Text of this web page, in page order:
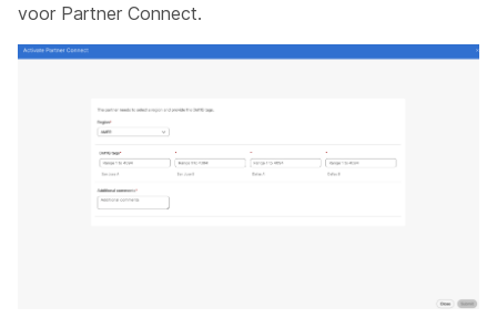
voor Partner Connect.